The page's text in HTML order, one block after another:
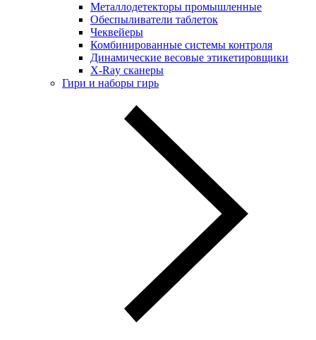
Металлодетекторы промышленные
Обеспыливатели таблеток
Чеквейеры
Комбинированные системы контроля
Динамические весовые этикетировщики
X-Ray сканеры
Гири и наборы гирь